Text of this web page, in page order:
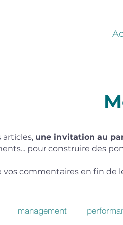
articles, une invitation au
pour construire des
vos commentaires en fin de
management